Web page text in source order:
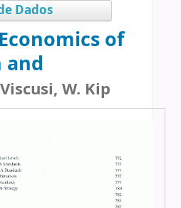
Dados
Economics of
Viscusi, W. Kip